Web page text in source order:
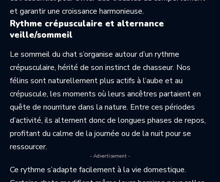
et garantir une croissance harmonieuse.
Rythme crépusculaire et alternance
veille/sommeil
Le sommeil du chat s’organise autour d’un rythme
crépusculaire, hérité de son instinct de chasseur. Nos
félins sont naturellement plus actifs à l’aube et au
crépuscule, les moments où leurs ancêtres partaient en
quête de nourriture dans la nature. Entre ces périodes
d’activité, ils alternent donc de longues phases de repos,
profitant du calme de la journée ou de la nuit pour se
ressourcer.
- Advertisement -
Ce rythme s’adapte facilement à la vie domestique.